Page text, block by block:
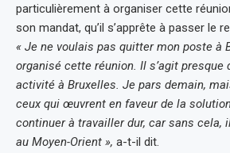
particulièrement à organiser cette
son mandat, qu’il s’apprête à passer le
« Je ne voulais pas quitter mon poste à
organisé cette réunion. Il s’agit presque
activité à Bruxelles. Je pars demain,
ceux qui œuvrent en faveur de la
continuer à travailler dur, car sans cela,
au Moyen-Orient », a-t-il dit.